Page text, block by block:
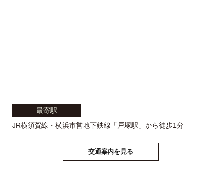
最寄駅
JR横須賀線・横浜市営地下鉄線「戸塚駅」から徒歩1分
交通案内を見る